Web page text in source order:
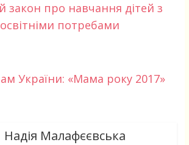
закон про навчання дітей з
потребами
України: «Мама року 2017»
Надія Малафєєвська